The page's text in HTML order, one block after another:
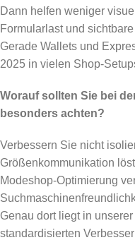
Dann helfen weniger
Formularlast und
Gerade Wallets und
2025 in vielen Shop-
Worauf sollten Sie bei
besonders achten?
Verbessern Sie nicht
Größenkommunikation
Modeshop-Optimierung
Genau dort liegt in
standardisierten